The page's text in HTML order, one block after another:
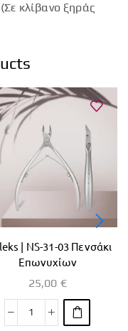
κλίβανο ξηράς
| ΝS-31-03 Πενσάκι
Επωνυχίων
25,00 €